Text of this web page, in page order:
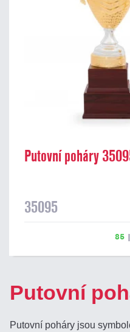
Putovní poháry
35095
85|
Putovní
Putovní poháry jsou